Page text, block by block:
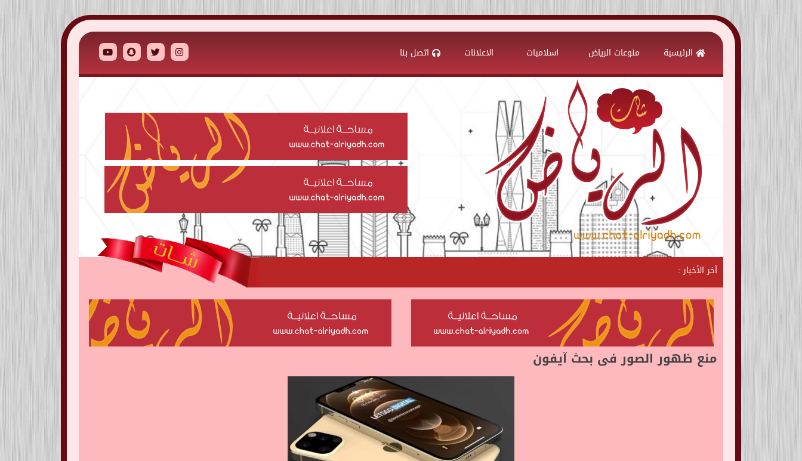
الرئيسية منوعات الرياض اسلاميات الاعلانات اتصل بنا
آخر الأخبار :
منع ظهور الصور فى بحث آيفون